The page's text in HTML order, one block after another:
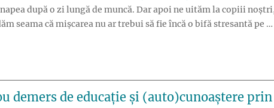
după o zi lungă de muncă. Dar apoi ne uităm la copiii
seama că mișcarea nu ar trebui să fie încă o bifă stresantă pe …
demers de educație și (auto)cunoaștere